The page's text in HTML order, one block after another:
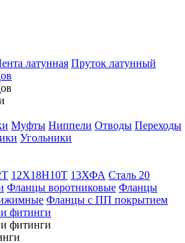
латунная Пруток латунный
Муфты Ниппели Отводы Переходы
Угольники
12Х18Н10Т 13ХФА Сталь 20
Фланцы воротниковые Фланцы
Фланцы с ПП покрытием
фитинги
фитинги